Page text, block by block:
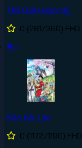
Thế Giới Hoàn Mỹ
0 (281/360) FHD
#5
Đảo Hải Tặc
0 (1172/1190) FHD